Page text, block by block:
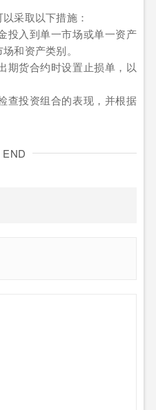
采取以下措施：
投入到单一市场或单一资产
和资产类别。
期货合约时设置止损单，以
查投资组合的表现，并根据